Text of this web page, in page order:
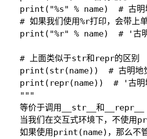
print("%s" % name)  # 古明
# 如果我们使用%r打印，会带上
print("%r" % name)  # '古
# 上面类似于str和repr的区别
print(str(name))  # 古明地
print(repr(name))  # '古明
"""
等价于调用__str__和__repr__
当我们在交互式环境下，不使用
如果使用print(name)，那么